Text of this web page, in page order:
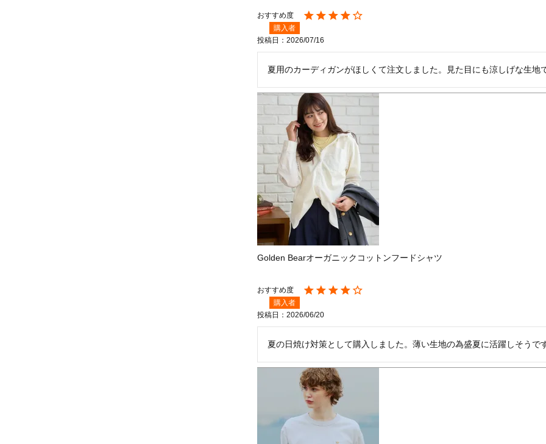
購入者
投稿日
2026/07/16
夏用のカーディガンがほしくて注文しました。見た目にも涼しげな生地
Golden Bearオーガニックコットンフードシャツ
購入者
投稿日
2026/06/20
夏の日焼け対策として購入しました。薄い生地の為盛夏に活躍しそうで